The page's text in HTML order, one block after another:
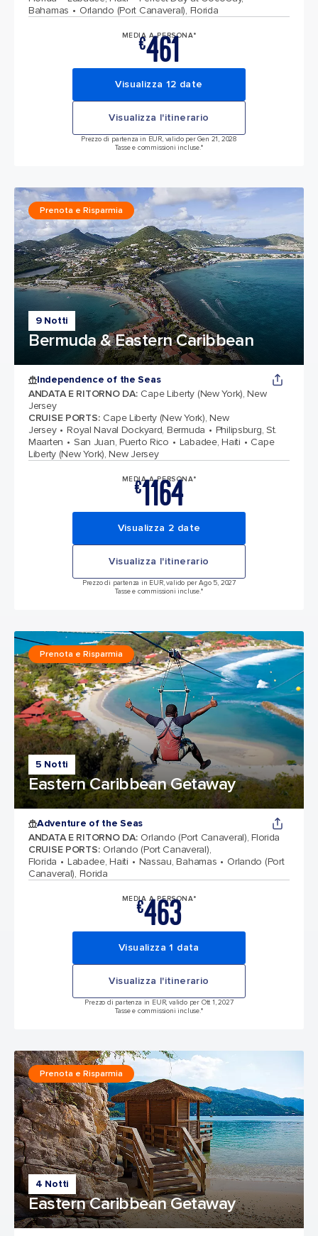
Bahamas
Orlando (Port Canaveral), Florida
MEDIA A PERSONA*
€461
Visualizza 12 date
Visualizza l'itinerario
Prezzo di partenza in EUR, valido per Gen 21, 2028
Tasse e commissioni incluse.*
9 Notti
Bermuda & Eastern Caribbean
Prenota e Risparmia
Independence of the Seas
ANDATA E RITORNO DA: Cape Liberty (New York), New
Jersey
CRUISE PORTS: Cape Liberty (New York), New
Jersey
Royal Naval Dockyard, Bermuda
Philipsburg, St.
Maarten
San Juan, Puerto Rico Labadee, Haiti
Cape
Liberty (New York), New Jersey
MEDIA A PERSONA*
€1164
Visualizza 2 date
Visualizza l'itinerario
Prezzo di partenza in EUR, valido per Ago 5, 2027
Tasse e commissioni incluse.*
5 Notti
Eastern Caribbean Getaway
Prenota e Risparmia
Adventure of the Seas
ANDATA E RITORNO DA: Orlando (Port Canaveral), Florida
CRUISE PORTS: Orlando (Port Canaveral),
Florida
Labadee, Haiti Nassau, Bahamas
Orlando (Port
Canaveral), Florida
MEDIA A PERSONA*
€463
Visualizza 1 data
Visualizza l'itinerario
Prezzo di partenza in EUR, valido per Ott 1, 2027
Tasse e commissioni incluse.*
4 Notti
Eastern Caribbean Getaway
Prenota e Risparmia